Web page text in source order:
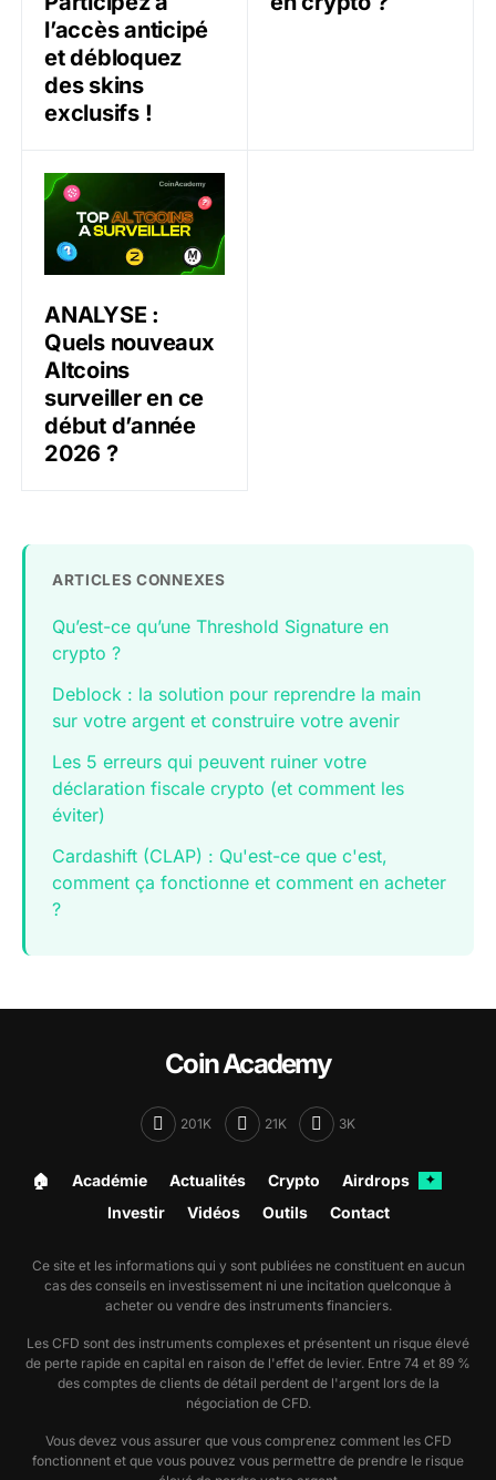
l’accès anticipé
et débloquez
des skins
exclusifs !
ANALYSE : Quels nouveaux Altcoins surveiller en ce
ANALYSE :
Quels nouveaux
Altcoins
surveiller en ce
début d’année
2026 ?
ARTICLES CONNEXES
Qu’est-ce qu’une Threshold Signature en
crypto ?
Deblock : la solution pour reprendre la main
sur votre argent et construire votre avenir
Les 5 erreurs qui peuvent ruiner votre
déclaration fiscale crypto (et comment les
éviter)
Cardashift (CLAP) : Qu'est-ce que c'est,
comment ça fonctionne et comment en acheter
?
Coin Academy
201K 21K 3K
🏠︎ Académie Actualités Crypto Airdrops ✦
Investir Vidéos Outils Contact
Ce site et les informations qui y sont publiées ne constituent en aucun
cas des conseils en investissement ni une incitation quelconque à
acheter ou vendre des instruments financiers.
Les CFD sont des instruments complexes et présentent un risque élevé
de perte rapide en capital en raison de l'effet de levier. Entre 74 et 89 %
des comptes de clients de détail perdent de l'argent lors de la
négociation de CFD.
Vous devez vous assurer que vous comprenez comment les CFD
fonctionnent et que vous pouvez vous permettre de prendre le risque